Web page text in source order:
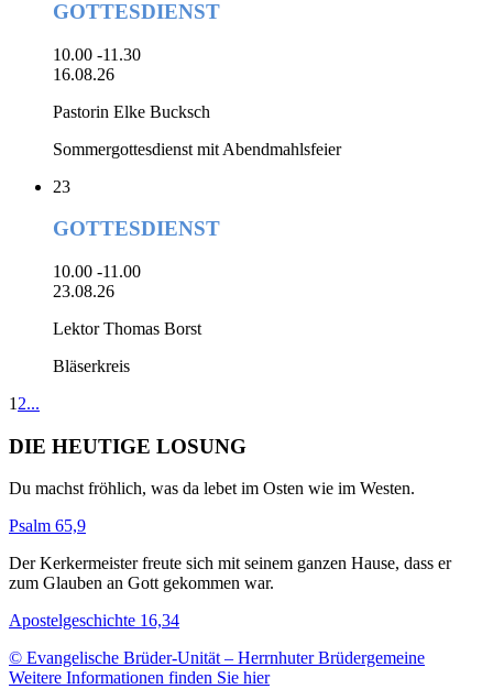
GOTTESDIENST
10.00 -11.30
16.08.26
Pastorin Elke Bucksch
Sommergottesdienst mit Abendmahlsfeier
23
GOTTESDIENST
10.00 -11.00
23.08.26
Lektor Thomas Borst
Bläserkreis
1 2...
DIE HEUTIGE LOSUNG
Du machst fröhlich, was da lebet im Osten wie im Westen.
Psalm 65,9
Der Kerkermeister freute sich mit seinem ganzen Hause, dass er
zum Glauben an Gott gekommen war.
Apostelgeschichte 16,34
© Evangelische Brüder-Unität – Herrnhuter Brüdergemeine
Weitere Informationen finden Sie hier